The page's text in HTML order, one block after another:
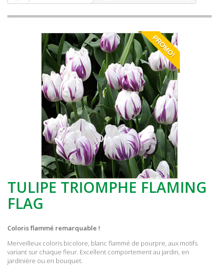
PROMO!
TULIPE TRIOMPHE FLAMING
FLAG
Coloris flammé remarquable !
Merveilleux coloris bicolore, blanc flammé de pourpre, aux motifs
variant sur chaque fleur. Excellent comportement au jardin, en
jardinière ou en bouquet.